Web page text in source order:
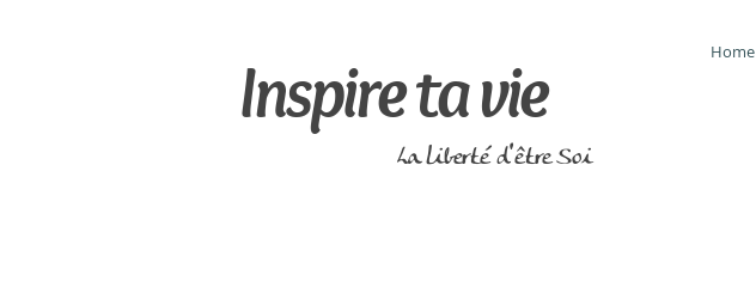
Home
Inspire ta vie
La liberté d'être Soi